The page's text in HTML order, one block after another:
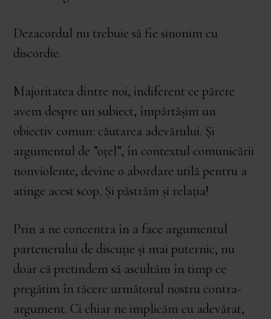
Dezacordul nu trebuie să fie sinonim cu
discordie.
Majoritatea dintre noi, indiferent ce părere
avem despre un subiect, împărtășim un
obiectiv comun: căutarea adevărului. Și
argumentul de ”oțel”, în contextul comunicării
nonviolente, devine o abordare utilă pentru a
atinge acest scop. Și păstrăm și relația!
Prin a ne concentra în a face argumentul
partenerului de discuție și mai puternic, nu
doar că pretindem să ascultăm în timp ce
pregătim în tăcere următorul nostru contra-
argument. Ci chiar ne implicăm cu adevărat,